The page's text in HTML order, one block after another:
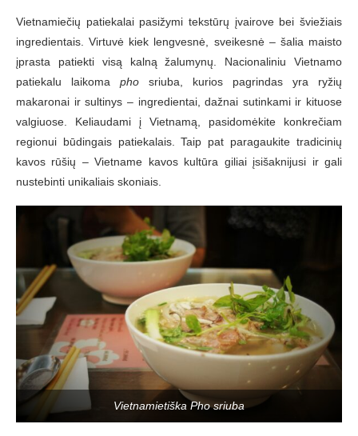
Vietnamiečių patiekalai pasižymi tekstūrų įvairove bei šviežiais
ingredientais. Virtuvė kiek lengvesnė, sveikesnė – šalia maisto
įprasta patiekti visą kalną žalumynų. Nacionaliniu Vietnamo
patiekalu laikoma pho sriuba, kurios pagrindas yra ryžių
makaronai ir sultinys – ingredientai, dažnai sutinkami ir kituose
valgiuose. Keliaudami į Vietnamą, pasidomėkite konkrečiam
regionui būdingais patiekalais. Taip pat paragaukite tradicinių
kavos rūšių – Vietname kavos kultūra giliai įsišaknijusi ir gali
nustebinti unikaliais skoniais.
Vietnamietiška Pho sriuba